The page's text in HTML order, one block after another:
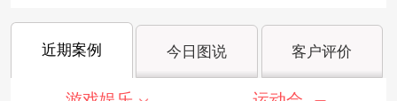
近期案例 今日图说 客户评价